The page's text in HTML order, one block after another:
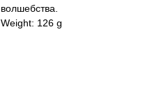
волшебства.
Weight: 126 g